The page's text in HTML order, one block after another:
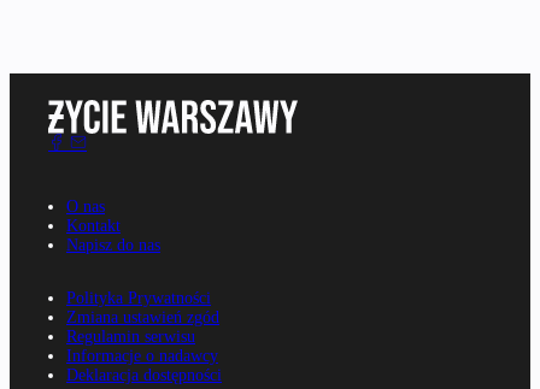
O nas
Kontakt
Napisz do nas
Polityka Prywatności
Zmiana ustawień zgód
Regulamin serwisu
Informacje o nadawcy
Deklaracja dostępności